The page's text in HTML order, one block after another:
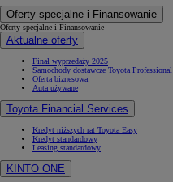
Oferty specjalne i Finansowanie
Oferty specjalne i Finansowanie
Aktualne oferty
Finał wyprzedaży 2025
Samochody dostawcze Toyota Professional
Oferta biznesowa
Auta używane
Toyota Financial Services
Kredyt niższych rat Toyota Easy
Kredyt standardowy
Leasing standardowy
KINTO ONE